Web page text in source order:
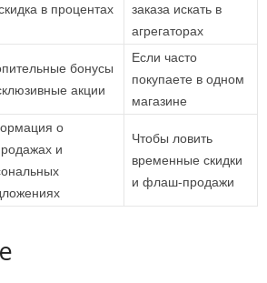
в процентах
заказа искать в
агрегаторах
бонусы
акции
Если часто
покупаете в одном
магазине
о
и
Чтобы ловить
временные скидки
и флаш-продажи